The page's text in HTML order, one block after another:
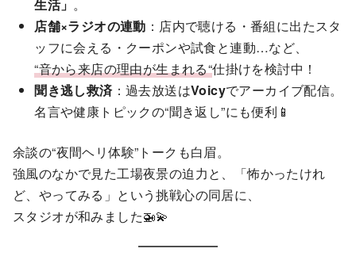
生活」 。
店舗×ラジオの連動 ：店内で聴ける・番組に出たスタ
ッフに会える・クーポンや試食と連動…など、
“音から来店の理由が生まれる“仕掛けを検討中！
聞き逃し救済：過去放送はVoicyでアーカイブ配信。
名言や健康トピックの“聞き返し”にも便利📱
余談の“夜間ヘリ体験”トークも白眉。
強風のなかで見た工場夜景の迫力と、「怖かったけれ
ど、やってみる」という挑戦心の同居に、
スタジオが和みました🚁💫